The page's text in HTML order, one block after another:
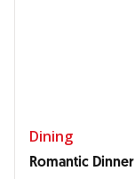
Dining
Romantic